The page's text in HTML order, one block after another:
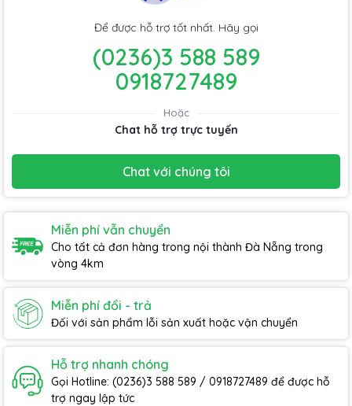
Để được hỗ trợ tốt nhất. Hãy gọi
(0236)3 588 589
0918727489
Hoặc
Chat hỗ trợ trực tuyến
Chat với chúng tôi
Miễn phí vẫn chuyển
Cho tất cả đơn hàng trong nội thành Đà Nẵng trong
vòng 4km
Miễn phí đổi - trả
Đối với sản phẩm lỗi sản xuất hoặc vận chuyển
Hỗ trợ nhanh chóng
Gọi Hotline: (0236)3 588 589 / 0918727489 để được hỗ
trợ ngay lập tức